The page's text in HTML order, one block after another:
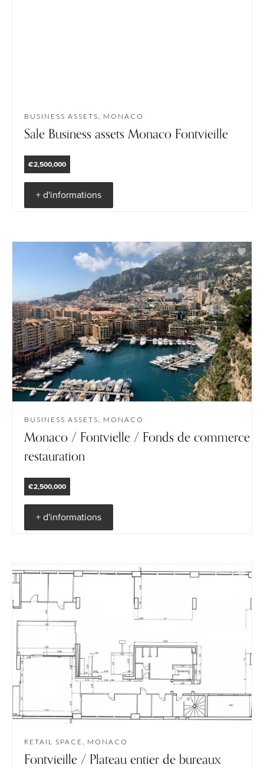
BUSINESS ASSETS, MONACO
Sale Business assets Monaco Fontvieille
€2,500,000
+ d'informations
BUSINESS ASSETS, MONACO
Monaco / Fontvielle / Fonds de commerce
restauration
€2,500,000
+ d'informations
RETAIL SPACE, MONACO
Fontvieille / Plateau entier de bureaux